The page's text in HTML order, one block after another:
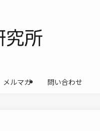
メルマガ 問い合わせ